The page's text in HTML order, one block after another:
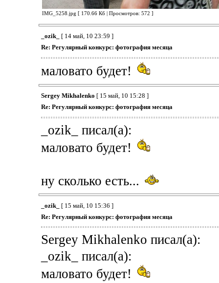
IMG_5258.jpg [ 170.66 Кб | Просмотров: 572 ]
_ozik_
[ 14 май, 10 23:59 ]
Re: Регулярный конкурс: фотография месяца
маловато будет!
Sergey Mikhalenko [ 15 май, 10 15:28 ]
Re: Регулярный конкурс: фотография месяца
_ozik_ писал(а):
маловато будет!
ну сколько есть...
_ozik_
[ 15 май, 10 15:36 ]
Re: Регулярный конкурс: фотография месяца
Sergey Mikhalenko писал(а):
_ozik_ писал(а):
маловато будет!